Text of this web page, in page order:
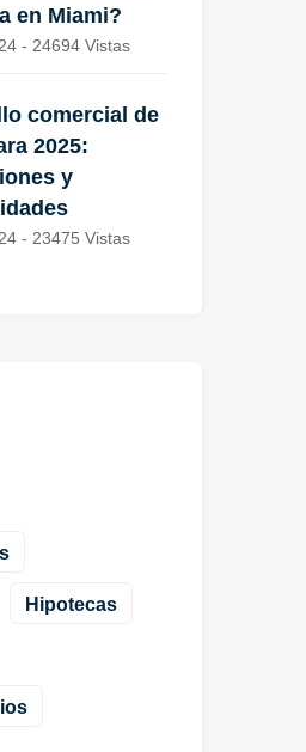
en Miami?
- 24694 Vistas
comercial de
2025:
y
- 23475 Vistas
Hipotecas